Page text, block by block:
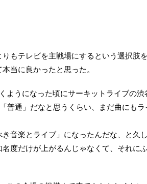
もテレビを主戦場にするという選択肢を
当に良かったと思った。
ようになった頃にサーキットライブの渋
普通」だなと思うくらい、まだ曲にもラ
音楽とライブ」になったんだな、と久し
度だけが上がるんじゃなくて、それにふ